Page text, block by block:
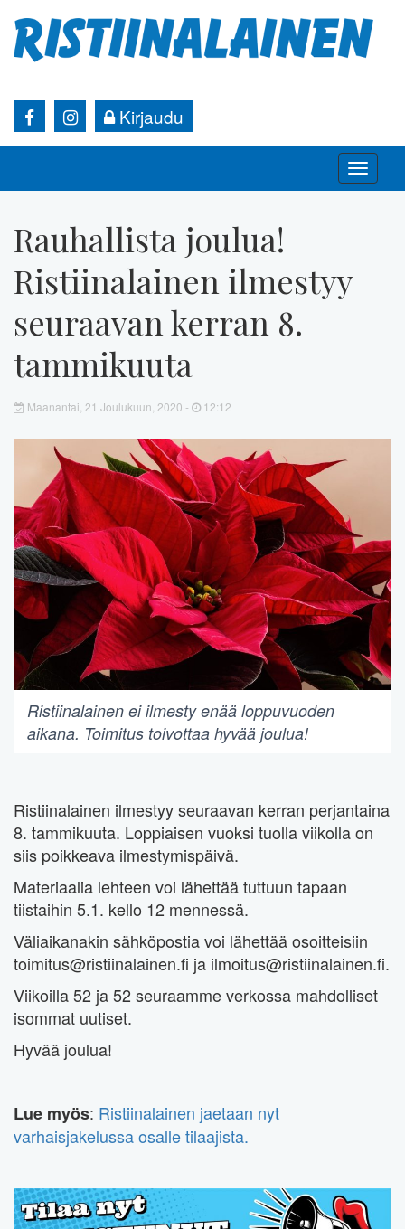
Kirjaudu
Toggle
Rauhallista joulua!
Ristiinalainen ilmestyy
seuraavan kerran 8.
tammikuuta
Maanantai, 21 Joulukuun, 2020 - 12:12
Ristiinalainen ei ilmesty enää loppuvuoden
aikana. Toimitus toivottaa hyvää joulua!
Ristiinalainen ilmestyy seuraavan kerran perjantaina
8. tammikuuta. Loppiaisen vuoksi tuolla viikolla on
siis poikkeava ilmestymispäivä.
Materiaalia lehteen voi lähettää tuttuun tapaan
tiistaihin 5.1. kello 12 mennessä.
Väliaikanakin sähköpostia voi lähettää osoitteisiin
toimitus@ristiinalainen.fi ja ilmoitus@ristiinalainen.fi.
Viikoilla 52 ja 52 seuraamme verkossa mahdolliset
isommat uutiset.
Hyvää joulua!
Lue myös: Ristiinalainen jaetaan nyt
varhaisjakelussa osalle tilaajista.